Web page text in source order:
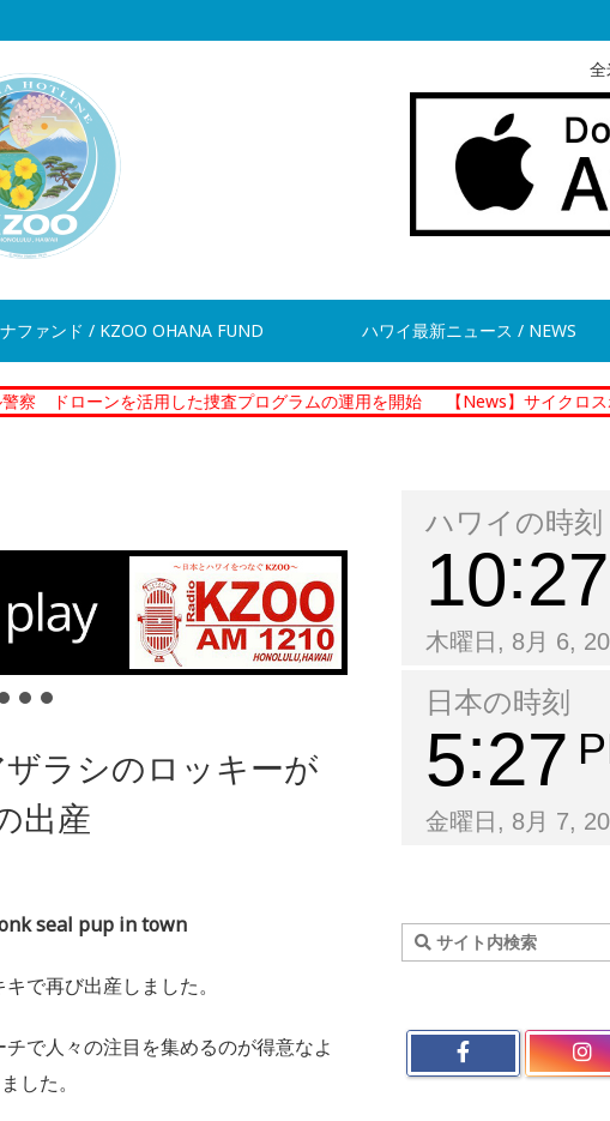
全
ファンド / KZOO OHANA FUND ハワイ最新ニュース / NEWS
活用した捜査プログラムの運用を開始 【News】サイクロスポラ症の集
ザラシのロッキーが
出産
seal pup in town
で再び出産しました。
で人々の注目を集めるのが得意なよ
した。
ハワイの時刻
10 27
木曜日, 8月 6,
日本の時刻
5 27
金曜日, 8月 7,